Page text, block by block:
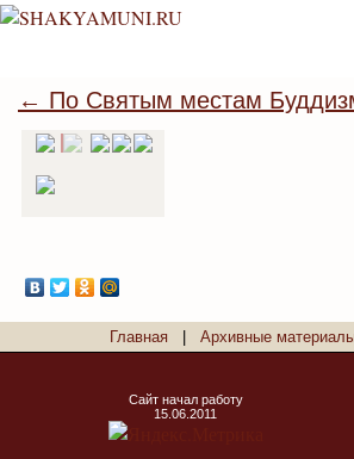
← По Святым местам
Главная Архивные
Сайт начал работу
15.06.2011